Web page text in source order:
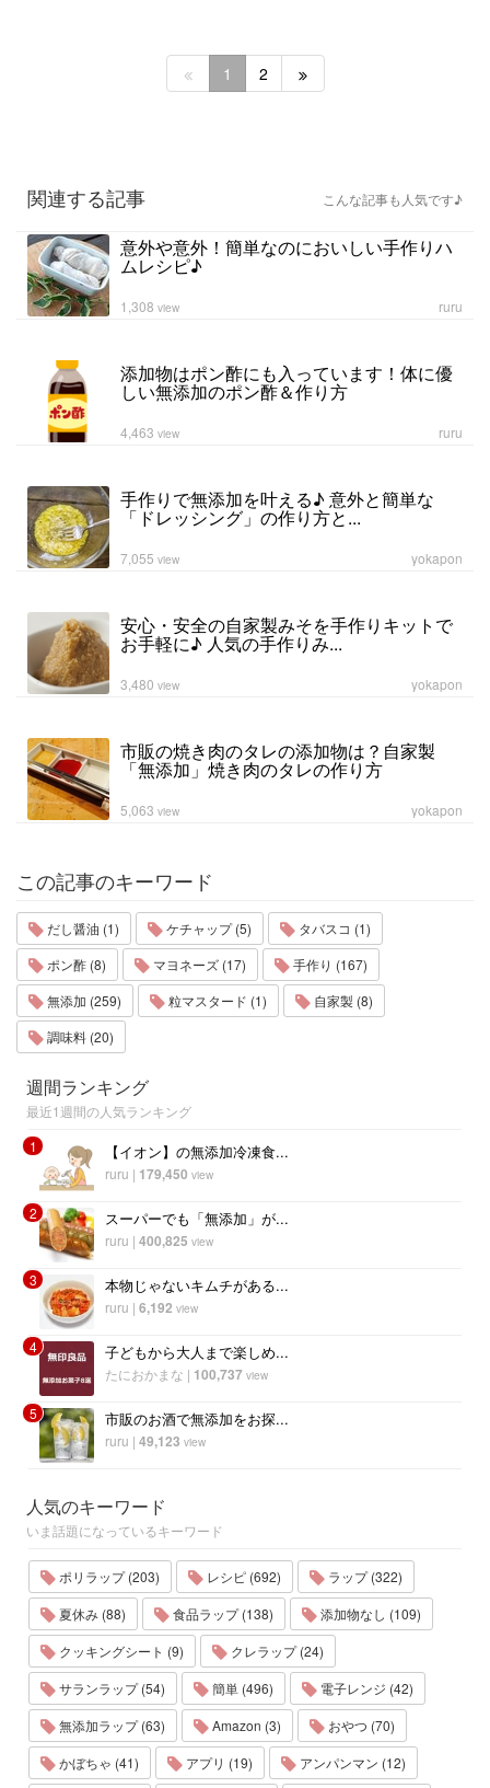
1 2
関連する記事 こんな記事も人気です♪
意外や意外！簡単なのにおいしい手作りハ
ムレシピ♪
ruru
1,308 view
添加物はポン酢にも入っています！体に優
しい無添加のポン酢＆作り方
ruru
4,463 view
手作りで無添加を叶える♪ 意外と簡単な
「ドレッシング」の作り方と...
yokapon
7,055 view
安心・安全の自家製みそを手作りキットで
お手軽に♪ 人気の手作りみ...
yokapon
3,480 view
市販の焼き肉のタレの添加物は？自家製
「無添加」焼き肉のタレの作り方
yokapon
5,063 view
この記事のキーワード
だし醤油 (1) ケチャップ (5)
タバスコ (1)
ポン酢 (8)
マヨネーズ (17)
手作り (167)
無添加 (259)
粒マスタード (1)
自家製 (8)
調味料 (20)
週間ランキング
最近1週間の人気ランキング
1
【イオン】の無添加冷凍食...
ruru | 179,450 view
2 スーパーでも「無添加」が...
ruru | 400,825 view
3 本物じゃないキムチがある...
ruru | 6,192 view
4 子どもから大人まで楽しめ...
たにおかまな | 100,737 view
5 市販のお酒で無添加をお探...
ruru | 49,123 view
人気のキーワード
いま話題になっているキーワード
ポリラップ (203) レシピ (692)
ラップ (322)
夏休み (88)
食品ラップ (138)
添加物なし (109)
クッキングシート (9)
クレラップ (24)
サランラップ (54)
簡単 (496)
電子レンジ (42)
無添加ラップ (63)
Amazon (3)
おやつ (70)
かぼちゃ (41)
アプリ (19) アンパンマン (12)